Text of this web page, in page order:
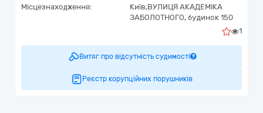
Місцезнаходження:
Київ,ВУЛИЦЯ АКАДЕМІКА
ЗАБОЛОТНОГО, будинок 150
1
Витяг про відсутність судимості
Реєстр корупційних порушників